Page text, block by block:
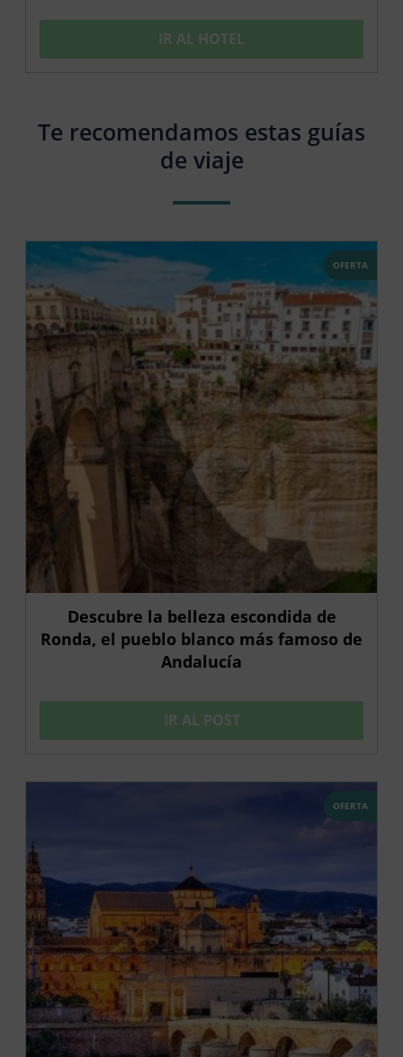
IR AL HOTEL
Te recomendamos estas guías
de viaje
OFERTA
Descubre la belleza escondida de
Ronda, el pueblo blanco más famoso de
Andalucía
IR AL POST
OFERTA